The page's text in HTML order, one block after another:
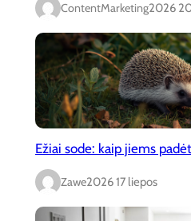
ContentMarketing2026
Ežiai sode: kaip jiems
Zawe2026 17 liepos